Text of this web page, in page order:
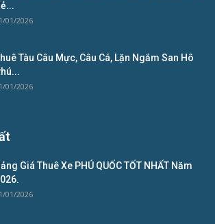
01/2026
Tàu Câu Mực, Câu Cá, Lặn Ngắm San Hô
01/2026
Giá Thuê Xe PHÚ QUỐC TỐT NHẤT Năm
01/2026